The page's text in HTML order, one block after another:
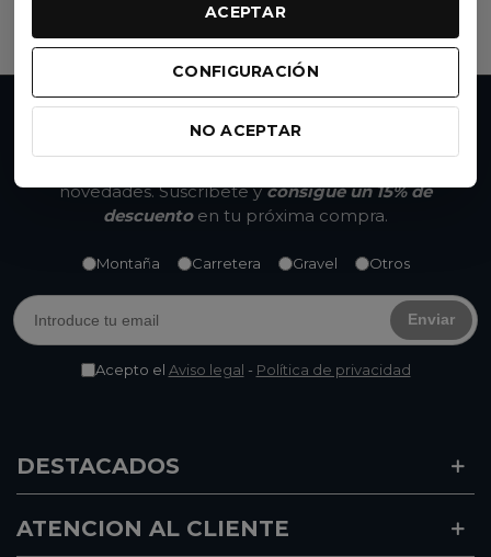
ACEPTAR
CONFIGURACIÓN
NO ACEPTAR
No te pierdas nada
novedades. Suscríbete yconsigue un 15% de
descuentoen tu próxima compra.
Montaña Carretera Gravel Otros
Enviar
Acepto el Aviso legal - Política de privacidad
DESTACADOS
ATENCION AL CLIENTE